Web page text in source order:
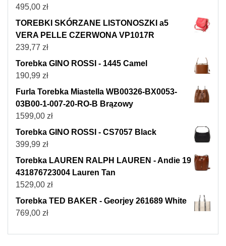
495,00 zł
TOREBKI SKÓRZANE LISTONOSZKI a5
VERA PELLE CZERWONA VP1017R
239,77 zł
Torebka GINO ROSSI - 1445 Camel
190,99 zł
Furla Torebka Miastella WB00326-BX0053-
03B00-1-007-20-RO-B Brązowy
1599,00 zł
Torebka GINO ROSSI - CS7057 Black
399,99 zł
Torebka LAUREN RALPH LAUREN - Andie 19
431876723004 Lauren Tan
1529,00 zł
Torebka TED BAKER - Georjey 261689 White
769,00 zł